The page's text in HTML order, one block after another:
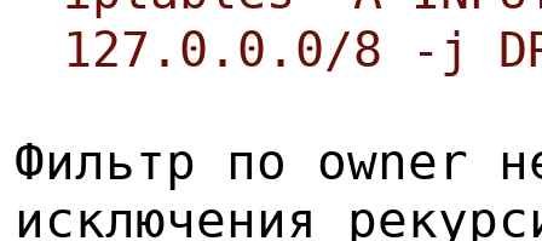
127.0.0.0/8 -j
Фильтр по owner
исключения